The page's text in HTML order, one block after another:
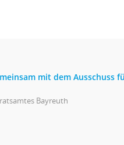
mit dem
Bayreuth